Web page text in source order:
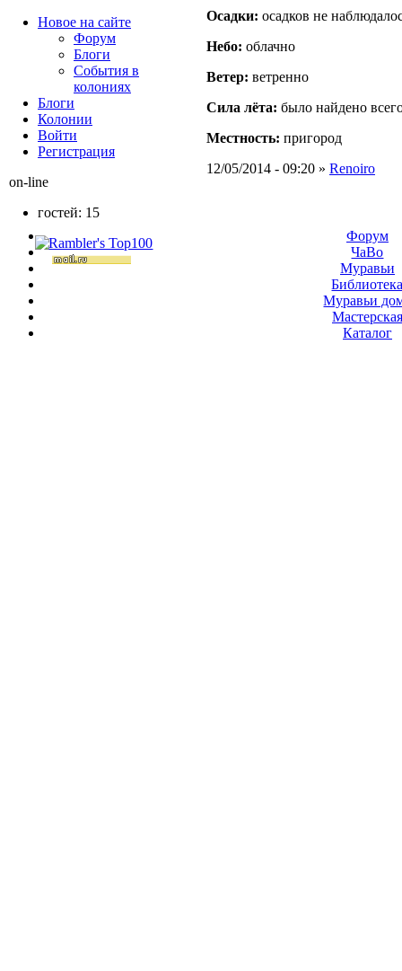
Осадки: осадков не
Небо: облачно
Ветер: ветренно
Сила лёта: было найдено
Местность: пригород
12/05/2014 - 09:20 » Renoiro
Новое на сайте
Форум
Блоги
События в
колониях
Блоги
Колонии
Войти
Peгиcтpaция
on-line
гостей: 15
Форум
ЧаВо
Муравьи
Муравьи
Мастерская
Каталог